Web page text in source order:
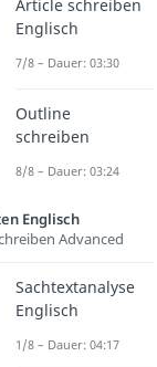
Weitere
Textarten
Argumentative
Comment
Dauer: 03:58
Writing a
Article schreiben
Englisch
7/8 – Dauer: 03:30
Outline
schreiben
8/8 – Dauer: 03:24
Englisch
Advanced
Sachtextanalyse
Englisch
1/8 – Dauer: 04:17